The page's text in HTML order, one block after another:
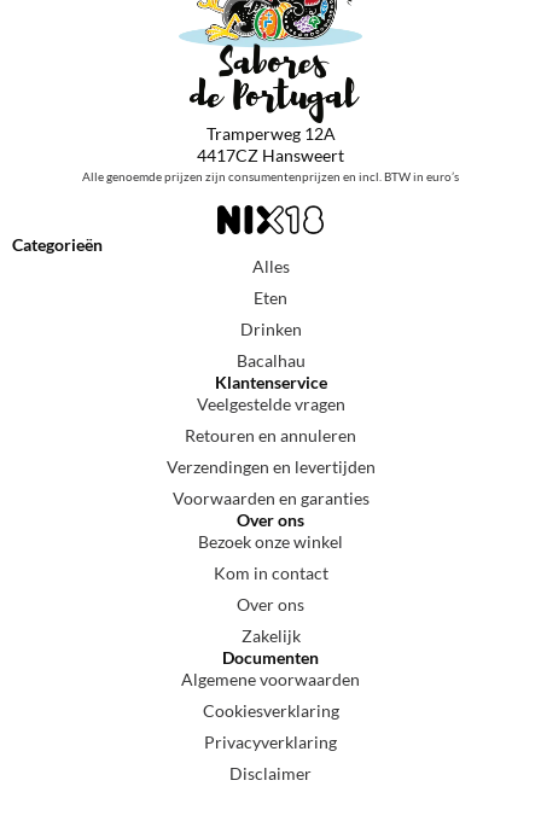
Tramperweg 12A
4417CZ Hansweert
Alle genoemde prijzen zijn consumentenprijzen en incl. BTW in euro’s
Categorieën
Alles
Eten
Drinken
Bacalhau
Klantenservice
Veelgestelde vragen
Retouren en annuleren
Verzendingen en levertijden
Voorwaarden en garanties
Over ons
Bezoek onze winkel
Kom in contact
Over ons
Zakelijk
Documenten
Algemene voorwaarden
Cookiesverklaring
Privacyverklaring
Disclaimer